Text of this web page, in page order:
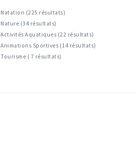
Natation (225 résultats)
Nature (34 résultats)
Activités Aquatiques (22 résultats)
Animations Sportives (14 résultats)
Tourisme ( 7 résultats)